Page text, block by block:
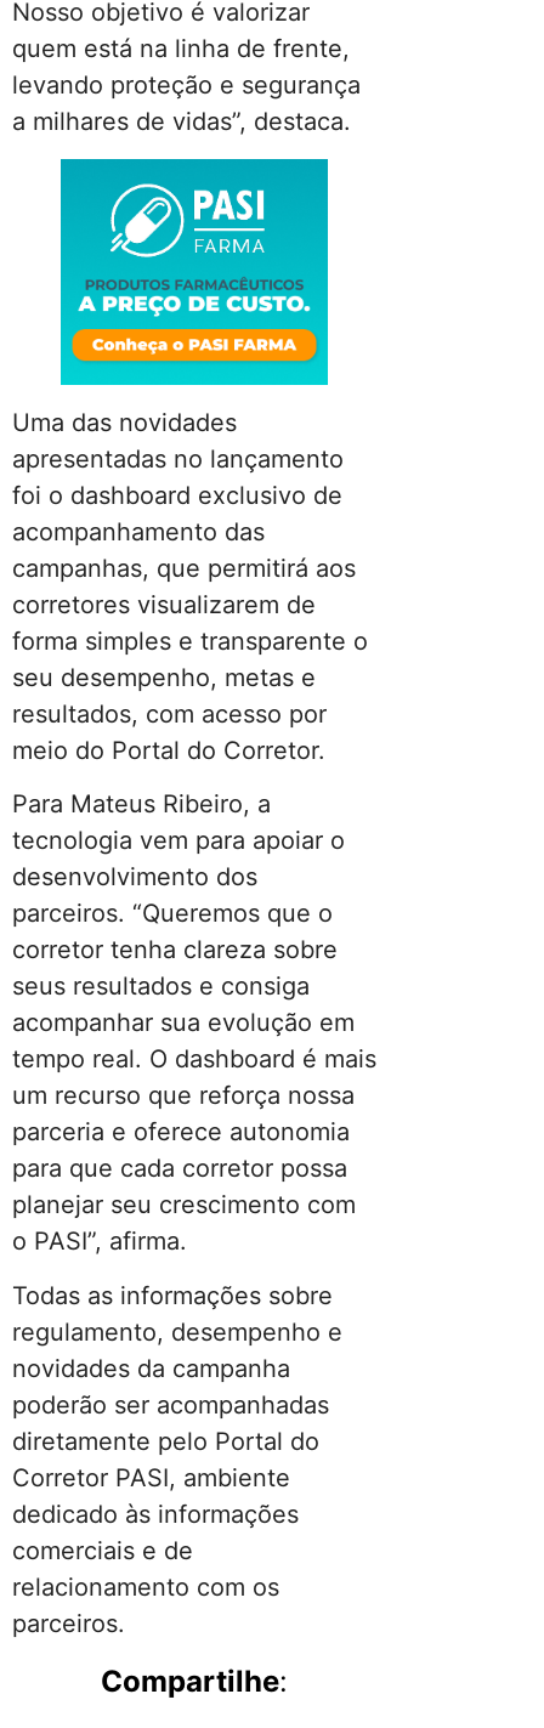
Nosso objetivo é valorizar
quem está na linha de frente,
levando proteção e segurança
a milhares de vidas”, destaca.
Uma das novidades
apresentadas no lançamento
foi o dashboard exclusivo de
acompanhamento das
campanhas, que permitirá aos
corretores visualizarem de
forma simples e transparente o
seu desempenho, metas e
resultados, com acesso por
meio do Portal do Corretor.
Para Mateus Ribeiro, a
tecnologia vem para apoiar o
desenvolvimento dos
parceiros. “Queremos que o
corretor tenha clareza sobre
seus resultados e consiga
acompanhar sua evolução em
tempo real. O dashboard é mais
um recurso que reforça nossa
parceria e oferece autonomia
para que cada corretor possa
planejar seu crescimento com
o PASI”, afirma.
Todas as informações sobre
regulamento, desempenho e
novidades da campanha
poderão ser acompanhadas
diretamente pelo Portal do
Corretor PASI, ambiente
dedicado às informações
comerciais e de
relacionamento com os
parceiros.
Compartilhe: